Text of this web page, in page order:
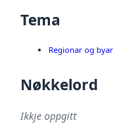
Tema
Regionar og byar
Nøkkelord
Ikkje oppgitt